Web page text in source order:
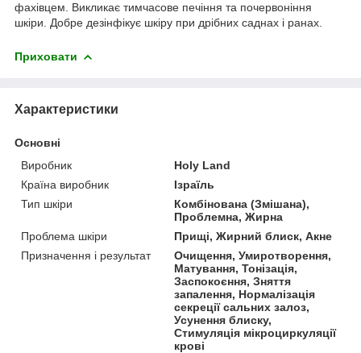
фахівцем. Викликає тимчасове печіння та почервоніння
шкіри. Добре дезінфікує шкіру при дрібних саднах і ранах.
Приховати
Характеристики
Основні
Виробник
Holy Land
Країна виробник
Ізраїль
Тип шкіри
Комбінована (Змішана),
Проблемна, Жирна
Проблема шкіри
Прищі, Жирний блиск, Акне
Призначення і результат
Очищення, Умиротворення,
Матування, Тонізація,
Заспокоєння, Зняття
запалення, Нормалізація
секреції сальних залоз,
Усунення блиску,
Стимуляція мікроциркуляції
крові